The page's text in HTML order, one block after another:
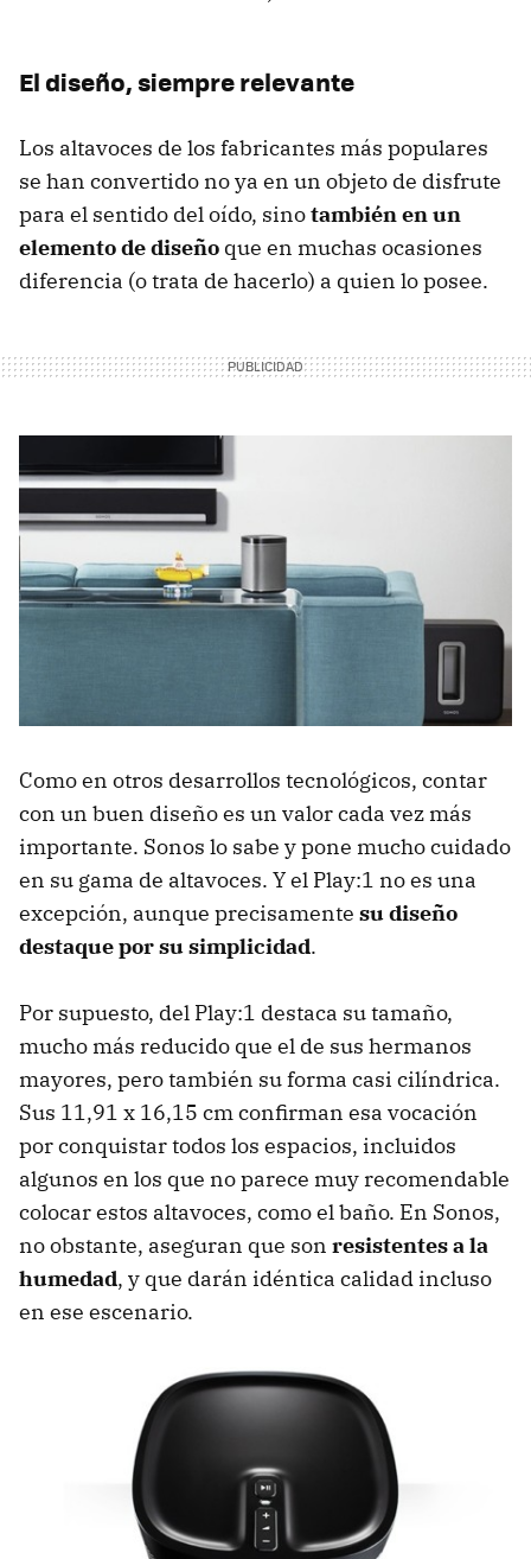
El diseño, siempre relevante
Los altavoces de los fabricantes más populares
se han convertido no ya en un objeto de disfrute
para el sentido del oído, sinotambién en un
elemento de diseño que en muchas ocasiones
diferencia (o trata de hacerlo) a quien lo posee.
Como en otros desarrollos tecnológicos, contar
con un buen diseño es un valor cada vez más
importante. Sonos lo sabe y pone mucho cuidado
en su gama de altavoces. Y el Play:1 no es una
excepción, aunque precisamente su diseño
destaque por su simplicidad.
Por supuesto, del Play:1 destaca su tamaño,
mucho más reducido que el de sus hermanos
mayores, pero también su forma casi cilíndrica.
Sus 11,91 x 16,15 cm confirman esa vocación
por conquistar todos los espacios, incluidos
algunos en los que no parece muy recomendable
colocar estos altavoces, como el baño. En Sonos,
no obstante, aseguran que son resistentes a la
humedad, y que darán idéntica calidad incluso
en ese escenario.